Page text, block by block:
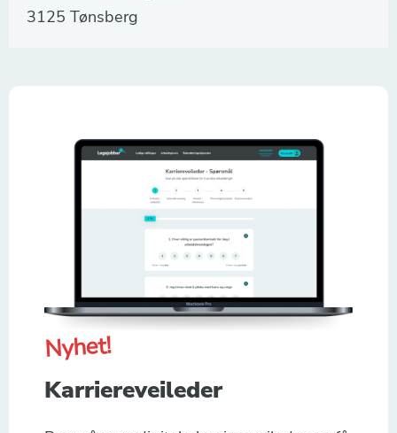
3125 Tønsberg
Nyhet!
Karriereveileder